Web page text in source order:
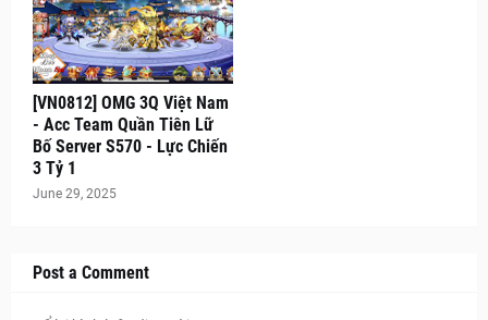
[VN0812] OMG 3Q Việt Nam
- Acc Team Quần Tiên Lữ
Bố Server S570 - Lực Chiến
3 Tỷ 1
June 29, 2025
Post a Comment